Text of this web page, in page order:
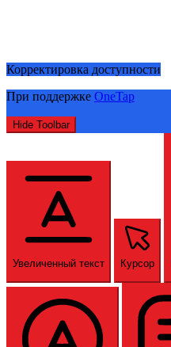
Корректировка доступности
При поддержке OneTap
Hide Toolbar
Увеличенный текст Курсор